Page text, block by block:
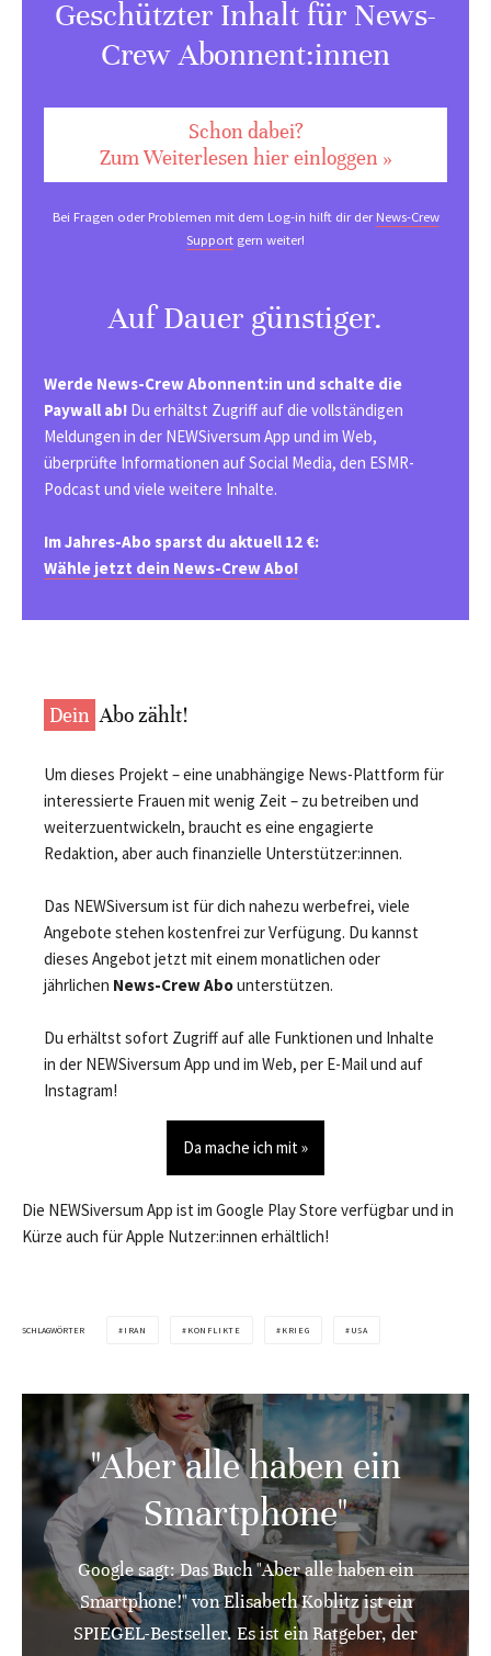
Geschützter Inhalt für News-
Crew Abonnent:innen
Schon dabei?
Zum Weiterlesen hier einloggen »
Bei Fragen oder Problemen mit dem Log-in hilft dir derNews-Crew
Support gern weiter!
Auf Dauer günstiger.
Werde News-Crew Abonnent:in und schalte die
Paywall ab! Du erhältst Zugriff auf die vollständigen
Meldungen in der NEWSiversum App und im Web,
überprüfte Informationen auf Social Media, den ESMR-
Podcast und viele weitere Inhalte.
Im Jahres-Abo sparst du aktuell 12 €:
Wähle jetzt dein News-Crew Abo!
Dein Abo zählt!
Um dieses Projekt – eine unabhängige News-Plattform für
interessierte Frauen mit wenig Zeit – zu betreiben und
weiterzuentwickeln, braucht es eine engagierte
Redaktion, aber auch finanzielle Unterstützer:innen.
Das NEWSiversum ist für dich nahezu werbefrei, viele
Angebote stehen kostenfrei zur Verfügung. Du kannst
dieses Angebot jetzt mit einem monatlichen oder
jährlichen News-Crew Abounterstützen.
Du erhältst sofort Zugriff auf alle Funktionen und Inhalte
in der NEWSiversum App und im Web, per E-Mail und auf
Instagram!
Da mache ich mit »
Die NEWSiversum App ist im Google Play Store verfügbar und in
Kürze auch für Apple Nutzer:innen erhältlich!
SCHLAGWÖRTER IRAN KONFLIKTE KRIEG USA
"Aber alle haben ein
Smartphone"
Google sagt: Das Buch "Aber alle haben ein
Smartphone!" von Elisabeth Koblitz ist ein
SPIEGEL-Bestseller. Es ist ein Ratgeber, der